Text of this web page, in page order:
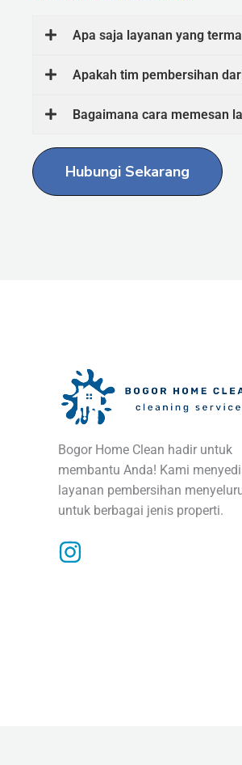
Apa saja layanan yang
Apakah tim pembersihan
Bagaimana cara memesan
Hubungi Sekarang
Bogor Home Clean hadir untuk
membantu Anda! Kami
layanan pembersihan
untuk berbagai jenis properti.